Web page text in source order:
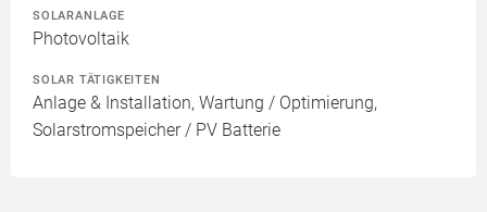
SOLARANLAGE
Photovoltaik
SOLAR TÄTIGKEITEN
Anlage & Installation, Wartung / Optimierung,
Solarstromspeicher / PV Batterie